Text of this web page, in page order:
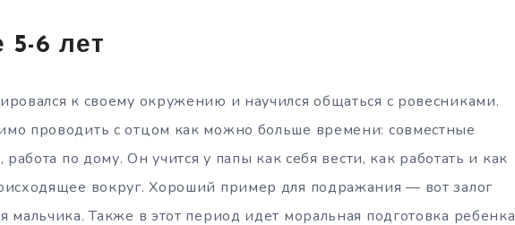
5-6 лет
к своему окружению и научился общаться с ровесниками.
проводить с отцом как можно больше времени: совместные
работа по дому. Он учится у папы как себя вести, как работать и как
вокруг. Хороший пример для подражания — вот залог
мальчика. Также в этот период идет моральная подготовка ребенка